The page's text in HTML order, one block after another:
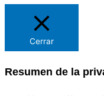
Cerrar
Resumen de la